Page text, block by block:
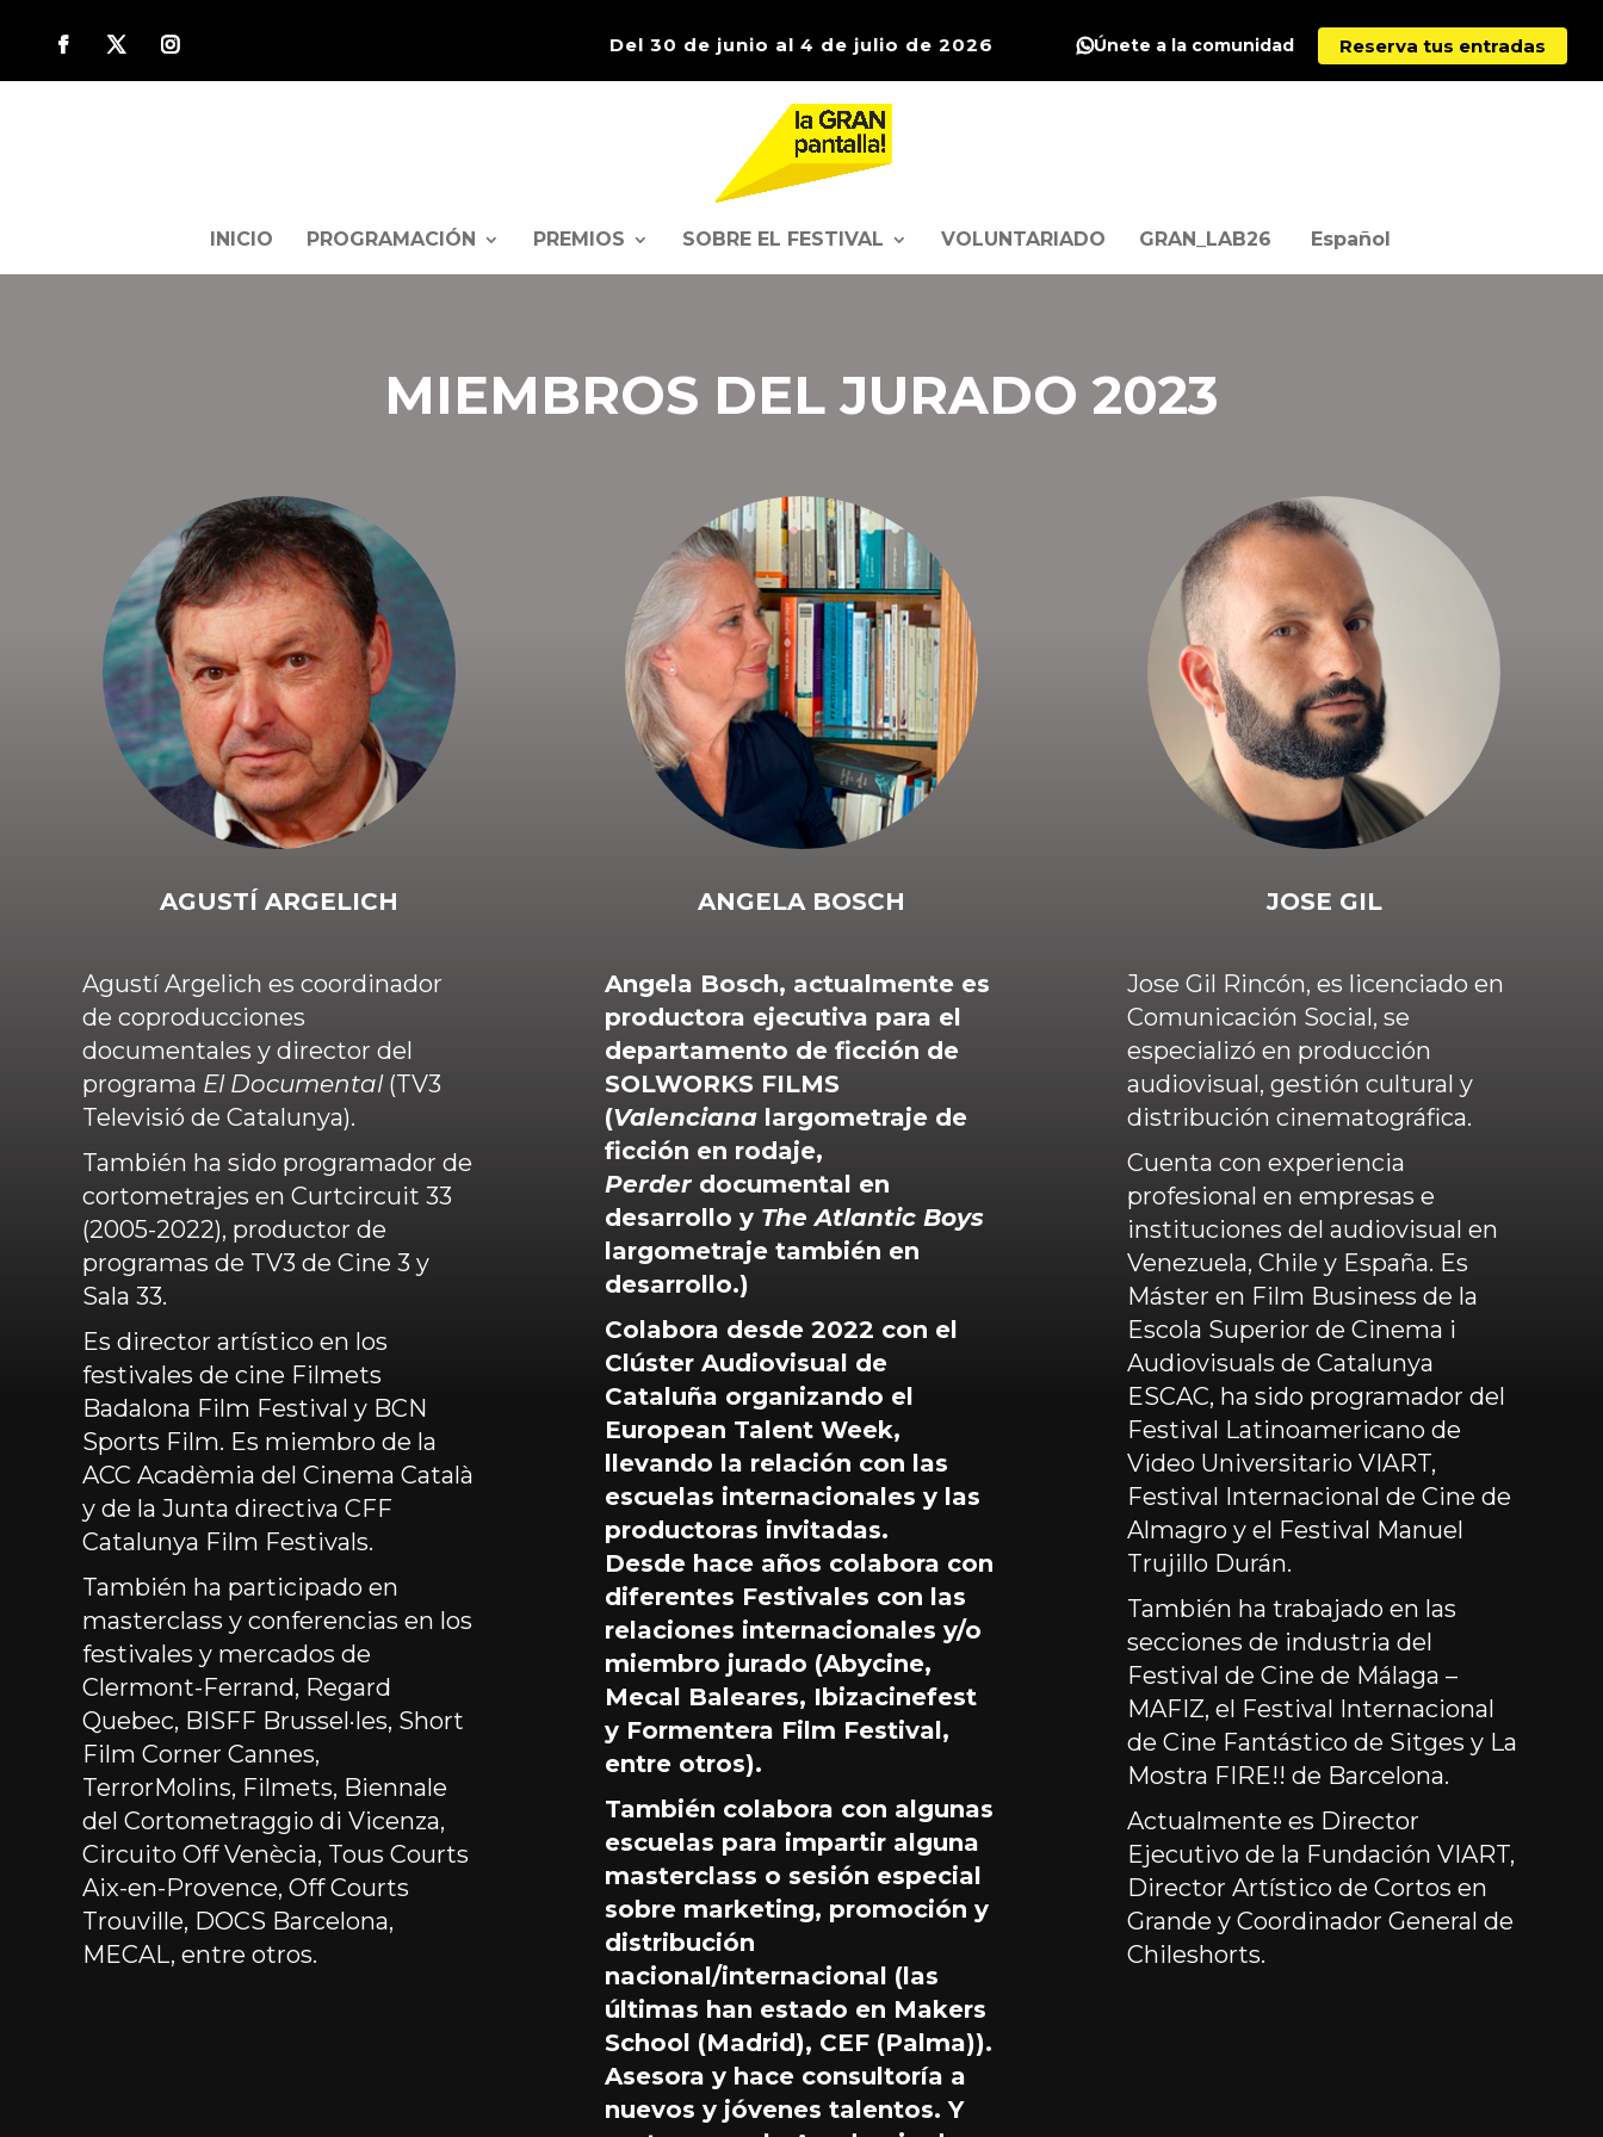
Del 30 de junio al 4 de julio de 2026 Únete a la comunidad Reserva tus entradas
INICIO PROGRAMACIÓN PREMIOS SOBRE EL FESTIVAL VOLUNTARIADO GRAN_LAB26 Español
MIEMBROS DEL JURADO 2023
AGUSTÍ ARGELICH
Agustí Argelich es coordinador
de coproducciones
documentales y director del
programa El Documental(TV3
Televisió de Catalunya).
También ha sido programador de
cortometrajes en Curtcircuit 33
(2005-2022), productor de
programas de TV3 de Cine 3 y
Sala 33.
Es director artístico en los
festivales de cine Filmets
Badalona Film Festival y BCN
Sports Film. Es miembro de la
ACC Acadèmia del Cinema Català
y de la Junta directiva CFF
Catalunya Film Festivals.
También ha participado en
masterclass y conferencias en los
festivales y mercados de
Clermont-Ferrand, Regard
Quebec, BISFF Brussel·les, Short
Film Corner Cannes,
TerrorMolins, Filmets, Biennale
del Cortometraggio di Vicenza,
Circuito Off Venècia, Tous Courts
Aix-en-Provence, Off Courts
Trouville, DOCS Barcelona,
MECAL, entre otros.
ANGELA BOSCH
Angela Bosch, actualmente es
productora ejecutiva para el
departamento de ficción de
SOLWORKS FILMS
(Valenciana largometraje de
ficción en rodaje,
Perderdocumental en
desarrollo y The Atlantic Boys
largometraje también en
desarrollo.)
Colabora desde 2022 con el
Clúster Audiovisual de
Cataluña organizando el
European Talent Week,
llevando la relación con las
escuelas internacionales y las
productoras invitadas.
Desde hace años colabora con
diferentes Festivales con las
relaciones internacionales y/o
miembro jurado (Abycine,
Mecal Baleares, Ibizacinefest
y Formentera Film Festival,
entre otros).
También colabora con algunas
escuelas para impartir alguna
masterclass o sesión especial
sobre marketing, promoción y
distribución
nacional/internacional (las
últimas han estado en Makers
School (Madrid), CEF (Palma)).
Asesora y hace consultoría a
nuevos y jóvenes talentos. Y
JOSE GIL
Jose Gil Rincón, es licenciado en
Comunicación Social, se
especializó en producción
audiovisual, gestión cultural y
distribución cinematográfica.
Cuenta con experiencia
profesional en empresas e
instituciones del audiovisual en
Venezuela, Chile y España. Es
Máster en Film Business de la
Escola Superior de Cinema i
Audiovisuals de Catalunya
ESCAC, ha sido programador del
Festival Latinoamericano de
Video Universitario VIART,
Festival Internacional de Cine de
Almagro y el Festival Manuel
Trujillo Durán.
También ha trabajado en las
secciones de industria del
Festival de Cine de Málaga –
MAFIZ, el Festival Internacional
de Cine Fantástico de Sitges y La
Mostra FIRE!! de Barcelona.
Actualmente es Director
Ejecutivo de la Fundación VIART,
Director Artístico de Cortos en
Grande y Coordinador General de
Chileshorts.